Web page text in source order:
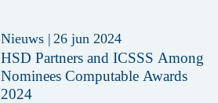
Nieuws | 26 jun 2024
HSD Partners and ICSSS Among
Nominees Computable Awards
2024